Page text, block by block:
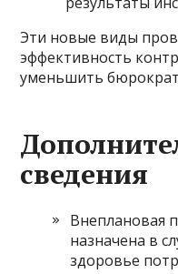
Эти новые виды
эффективность
уменьшить
сведения
Внеплановая
назначена в
здоровье